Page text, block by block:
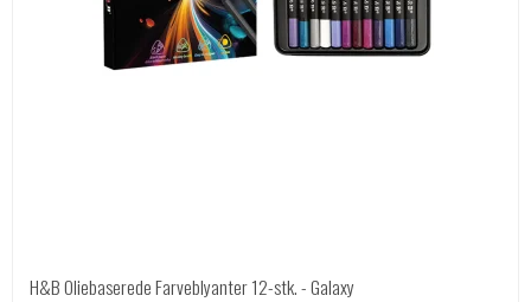
H&B Oliebaserede Farveblyanter 12-stk. - Galaxy